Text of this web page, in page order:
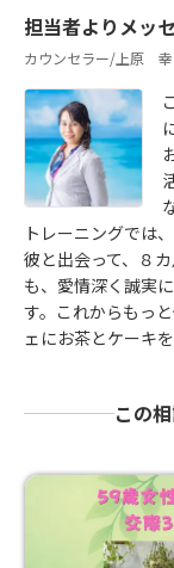
担当者よりメッ
カウンセラー/上原 幸
トレーニングでは
彼と出会って、８
も、愛情深く誠実
す。これからもっ
ェにお茶とケーキ
この